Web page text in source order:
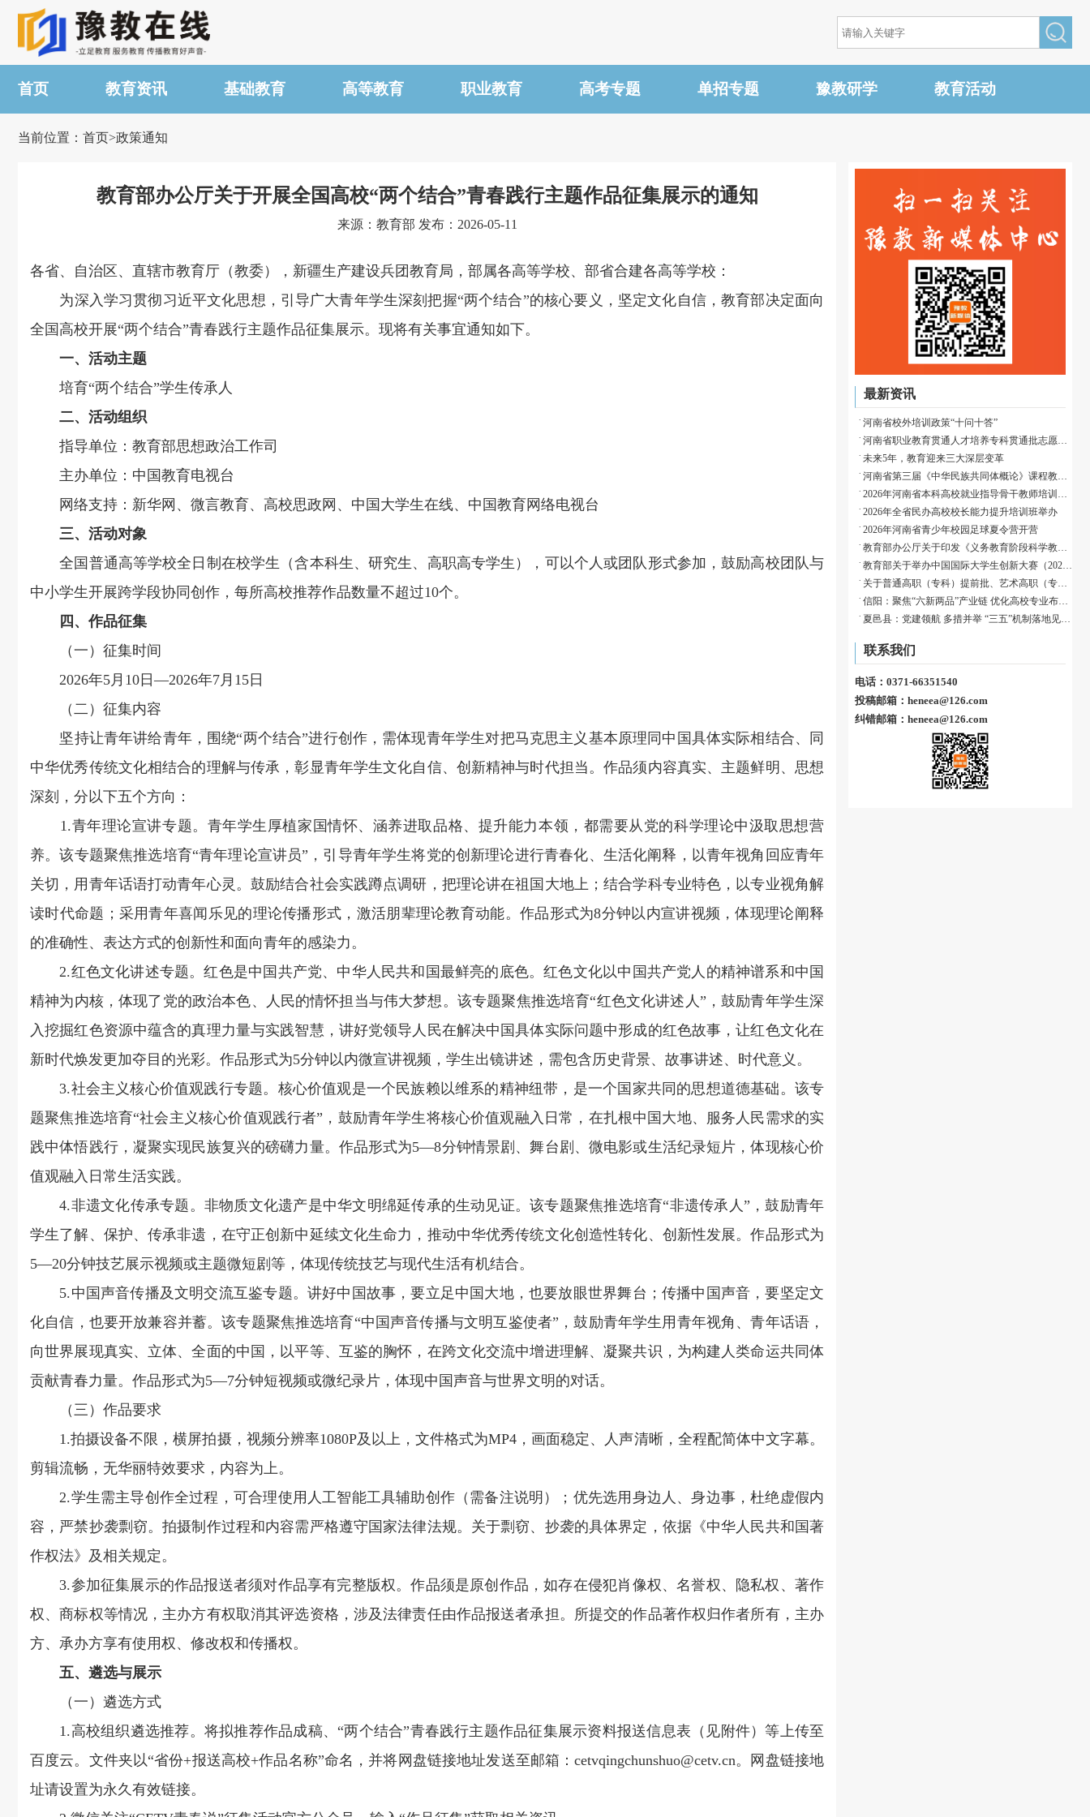
首页 教育资讯 基础教育 高等教育 职业教育 高考专题 单招专题 豫教研学 教育活动
当前位置：首页>政策通知
教育部办公厅关于开展全国高校“两个结合”青春践行主题作品征集展示的通知
来源：教育部 发布：2026-05-11
各省、自治区、直辖市教育厅（教委），新疆生产建设兵团教育局，部属各高等学校、部省合建各高等学校：
为深入学习贯彻习近平文化思想，引导广大青年学生深刻把握“两个结合”的核心要义，坚定文化自信，教育部决定面向
全国高校开展“两个结合”青春践行主题作品征集展示。现将有关事宜通知如下。
一、活动主题
培育“两个结合”学生传承人
二、活动组织
指导单位：教育部思想政治工作司
主办单位：中国教育电视台
网络支持：新华网、微言教育、高校思政网、中国大学生在线、中国教育网络电视台
三、活动对象
全国普通高等学校全日制在校学生（含本科生、研究生、高职高专学生），可以个人或团队形式参加，鼓励高校团队与
中小学生开展跨学段协同创作，每所高校推荐作品数量不超过10个。
四、作品征集
（一）征集时间
2026年5月10日—2026年7月15日
（二）征集内容
坚持让青年讲给青年，围绕“两个结合”进行创作，需体现青年学生对把马克思主义基本原理同中国具体实际相结合、同
中华优秀传统文化相结合的理解与传承，彰显青年学生文化自信、创新精神与时代担当。作品须内容真实、主题鲜明、思想
深刻，分以下五个方向：
1.青年理论宣讲专题。青年学生厚植家国情怀、涵养进取品格、提升能力本领，都需要从党的科学理论中汲取思想营
养。该专题聚焦推选培育“青年理论宣讲员”，引导青年学生将党的创新理论进行青春化、生活化阐释，以青年视角回应青年
关切，用青年话语打动青年心灵。鼓励结合社会实践蹲点调研，把理论讲在祖国大地上；结合学科专业特色，以专业视角解
读时代命题；采用青年喜闻乐见的理论传播形式，激活朋辈理论教育动能。作品形式为8分钟以内宣讲视频，体现理论阐释
的准确性、表达方式的创新性和面向青年的感染力。
2.红色文化讲述专题。红色是中国共产党、中华人民共和国最鲜亮的底色。红色文化以中国共产党人的精神谱系和中国
精神为内核，体现了党的政治本色、人民的情怀担当与伟大梦想。该专题聚焦推选培育“红色文化讲述人”，鼓励青年学生深
入挖掘红色资源中蕴含的真理力量与实践智慧，讲好党领导人民在解决中国具体实际问题中形成的红色故事，让红色文化在
新时代焕发更加夺目的光彩。作品形式为5分钟以内微宣讲视频，学生出镜讲述，需包含历史背景、故事讲述、时代意义。
3.社会主义核心价值观践行专题。核心价值观是一个民族赖以维系的精神纽带，是一个国家共同的思想道德基础。该专
题聚焦推选培育“社会主义核心价值观践行者”，鼓励青年学生将核心价值观融入日常，在扎根中国大地、服务人民需求的实
践中体悟践行，凝聚实现民族复兴的磅礴力量。作品形式为5—8分钟情景剧、舞台剧、微电影或生活纪录短片，体现核心价
值观融入日常生活实践。
4.非遗文化传承专题。非物质文化遗产是中华文明绵延传承的生动见证。该专题聚焦推选培育“非遗传承人”，鼓励青年
学生了解、保护、传承非遗，在守正创新中延续文化生命力，推动中华优秀传统文化创造性转化、创新性发展。作品形式为
5—20分钟技艺展示视频或主题微短剧等，体现传统技艺与现代生活有机结合。
5.中国声音传播及文明交流互鉴专题。讲好中国故事，要立足中国大地，也要放眼世界舞台；传播中国声音，要坚定文
化自信，也要开放兼容并蓄。该专题聚焦推选培育“中国声音传播与文明互鉴使者”，鼓励青年学生用青年视角、青年话语，
向世界展现真实、立体、全面的中国，以平等、互鉴的胸怀，在跨文化交流中增进理解、凝聚共识，为构建人类命运共同体
贡献青春力量。作品形式为5—7分钟短视频或微纪录片，体现中国声音与世界文明的对话。
（三）作品要求
1.拍摄设备不限，横屏拍摄，视频分辨率1080P及以上，文件格式为MP4，画面稳定、人声清晰，全程配简体中文字幕。
剪辑流畅，无华丽特效要求，内容为上。
2.学生需主导创作全过程，可合理使用人工智能工具辅助创作（需备注说明）；优先选用身边人、身边事，杜绝虚假内
容，严禁抄袭剽窃。拍摄制作过程和内容需严格遵守国家法律法规。关于剽窃、抄袭的具体界定，依据《中华人民共和国著
作权法》及相关规定。
3.参加征集展示的作品报送者须对作品享有完整版权。作品须是原创作品，如存在侵犯肖像权、名誉权、隐私权、著作
权、商标权等情况，主办方有权取消其评选资格，涉及法律责任由作品报送者承担。所提交的作品著作权归作者所有，主办
方、承办方享有使用权、修改权和传播权。
五、遴选与展示
（一）遴选方式
1.高校组织遴选推荐。将拟推荐作品成稿、“两个结合”青春践行主题作品征集展示资料报送信息表（见附件）等上传至
百度云。文件夹以“省份+报送高校+作品名称”命名，并将网盘链接地址发送至邮箱：cetvqingchunshuo@cetv.cn。网盘链接地
址请设置为永久有效链接。
最新资讯
河南省校外培训政策“十问十答”
河南省职业教育贯通人才培养专科贯通批志愿填报温馨提示
未来5年，教育迎来三大深层变革
河南省第三届《中华民族共同体概论》课程教学展示活动成功举办
2026年河南省本科高校就业指导骨干教师培训班举办
2026年全省民办高校校长能力提升培训班举办
2026年河南省青少年校园足球夏令营开营
教育部办公厅关于印发《义务教育阶段科学教育“做中学”领航行动指南》的通知
教育部关于举办中国国际大学生创新大赛（2026）的通知
关于普通高职（专科）提前批、艺术高职（专科）批和体育高职（专科）批征集志愿的通知
信阳：聚焦“六新两品”产业链 优化高校专业布局赋能归雁育才
夏邑县：党建领航 多措并举 “三五”机制落地见效织密校园安全防护网
联系我们
电话：0371-66351540
投稿邮箱：heneea@126.com
纠错邮箱：heneea@126.com